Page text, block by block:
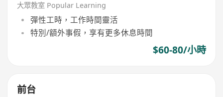
大眾教室 Popular Learning
彈性工時，工作時間靈活
特別/額外事假，享有更多休息時間
$60-80/小時
前台